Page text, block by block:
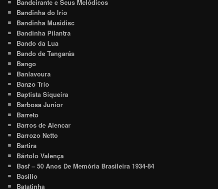
Bandeirante e Seus Melódicos
Bandinha do Irio
Bandinha Musidisc
Bandinha Pilantra
Bando da Lua
Bando de Tangarás
Bango
Banlavoura
Banzo Trio
Baptista Siqueira
Barbosa Junior
Barreto
Barros de Alencar
Barrozo Netto
Bartira
Bártolo Valença
Basf – 50 Anos De Memória Brasileira 1934-84
Basílio
Batatinha